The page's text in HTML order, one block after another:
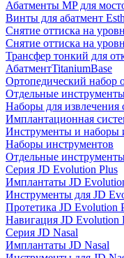
Абатменты MP для
Винты для абатмент
Снятие оттиска на
Снятие оттиска на
Трансфер тонкий для
АбатментTitaniumBase
Ортопедический набор
Отдельные
Наборы для
Имплантационная
Инструменты и наборы
Наборы инструментов
Отдельные
Серия JD Evolution Plus
Имплантаты JD
Инструменты для JD
Протетика JD Evolution
Навигация JD Evolution
Серия JD Nasal
Имплантаты JD Nasal